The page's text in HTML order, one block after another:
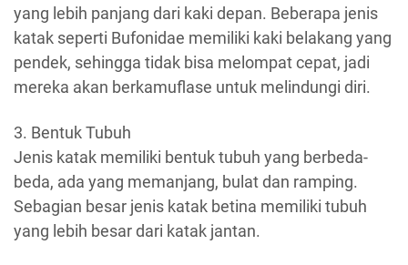
yang lebih panjang dari kaki depan. Beberapa jenis
katak seperti Bufonidae memiliki kaki belakang yang
pendek, sehingga tidak bisa melompat cepat, jadi
mereka akan berkamuflase untuk melindungi diri.
3. Bentuk Tubuh
Jenis katak memiliki bentuk tubuh yang berbeda-
beda, ada yang memanjang, bulat dan ramping.
Sebagian besar jenis katak betina memiliki tubuh
yang lebih besar dari katak jantan.